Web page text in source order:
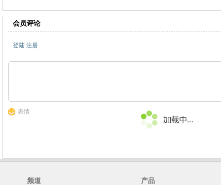
会员评论
登陆 注册
表情
频道 产品